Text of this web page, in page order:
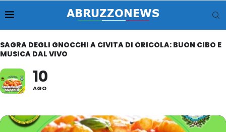
SAGRA DEGLI GNOCCHI A CIVITA DI ORICOLA: BUON CIBO E
MUSICA DAL VIVO
10
AGO